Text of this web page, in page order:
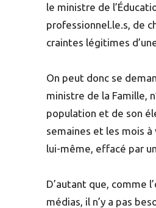
le ministre de
professionnel.le.s, de
craintes légitimes
On peut donc se
ministre de la Famille,
population et de son
semaines et les mois
lui-même, effacé par
D’autant que, comme
médias, il n’y a pas